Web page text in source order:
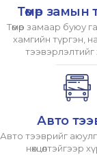
Төмөр замын
Төмөр замаар буюу
хамгийн түргэн,
тээвэрлэлтийг
Авто
Авто тээврийг
нөхцөлтэйгээр